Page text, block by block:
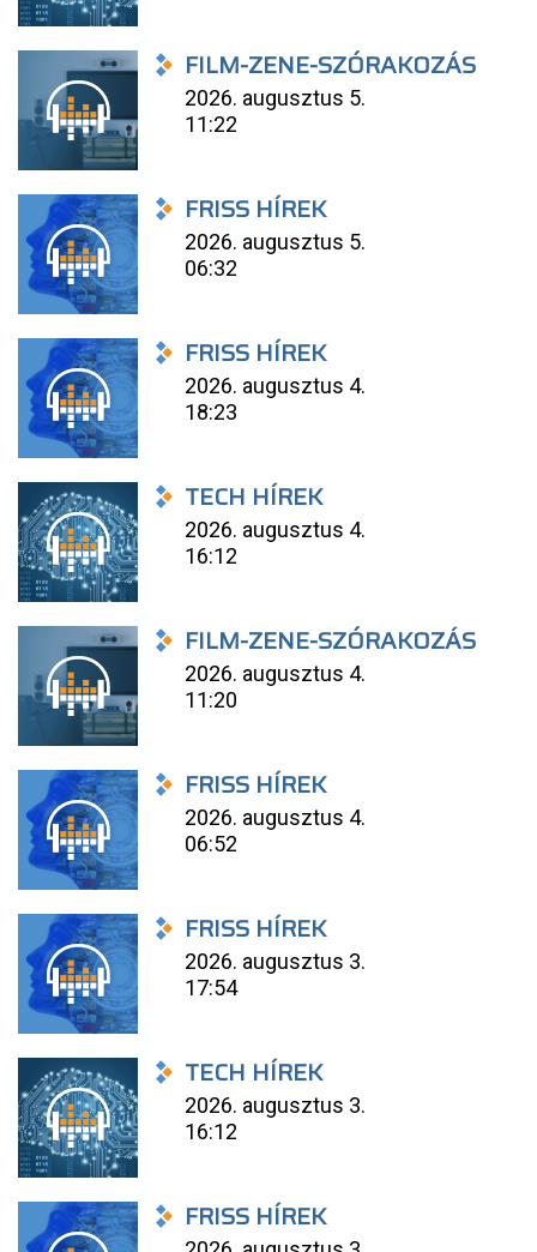
FILM-ZENE-SZÓRAKOZÁS
2026. augusztus 5.
11:22
FRISS HÍREK
2026. augusztus 5.
06:32
FRISS HÍREK
2026. augusztus 4.
18:23
TECH HÍREK
2026. augusztus 4.
16:12
FILM-ZENE-SZÓRAKOZÁS
2026. augusztus 4.
11:20
FRISS HÍREK
2026. augusztus 4.
06:52
FRISS HÍREK
2026. augusztus 3.
17:54
TECH HÍREK
2026. augusztus 3.
16:12
FRISS HÍREK